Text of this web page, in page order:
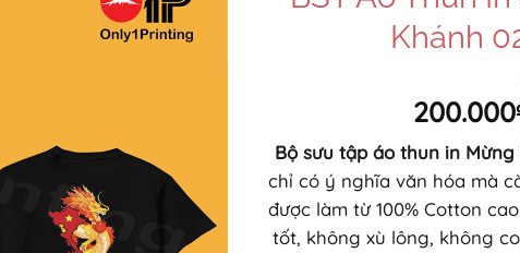
Khánh
200.000
Bộ sưu tập áo thun in
chỉ có ý nghĩa văn hóa mà
được làm từ 100% Cotton
tốt, không xù lông, không